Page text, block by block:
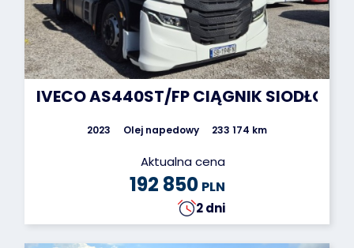
IVECO AS440ST/FP CIĄGNIK SIODŁOWY
2023 Olej napedowy 233 174 km
Aktualna cena
192 850 PLN
2 dni